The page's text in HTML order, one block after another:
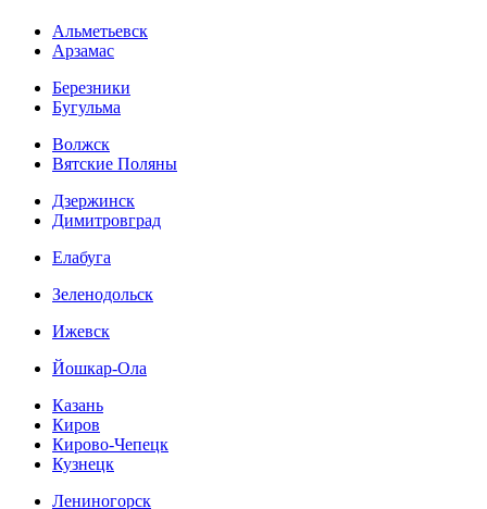
Альметьевск
Арзамас
Березники
Бугульма
Волжск
Вятские Поляны
Дзержинск
Димитровград
Елабуга
Зеленодольск
Ижевск
Йошкар-Ола
Казань
Киров
Кирово-Чепецк
Кузнецк
Лениногорск